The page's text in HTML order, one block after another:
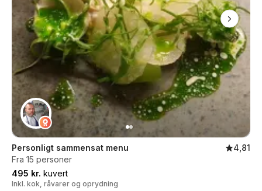
Personligt sammensat menu
4,81
Fra 15 personer
495 kr. kuvert
Inkl. kok, råvarer og oprydning